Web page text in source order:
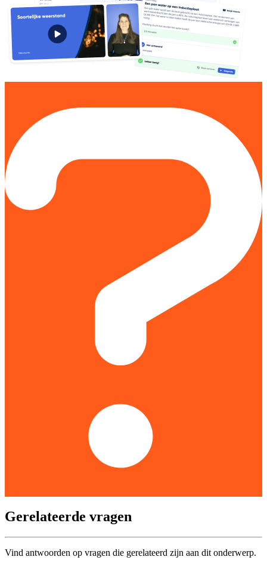
Gerelateerde vragen
Vind antwoorden op vragen die gerelateerd zijn aan dit onderwerp.